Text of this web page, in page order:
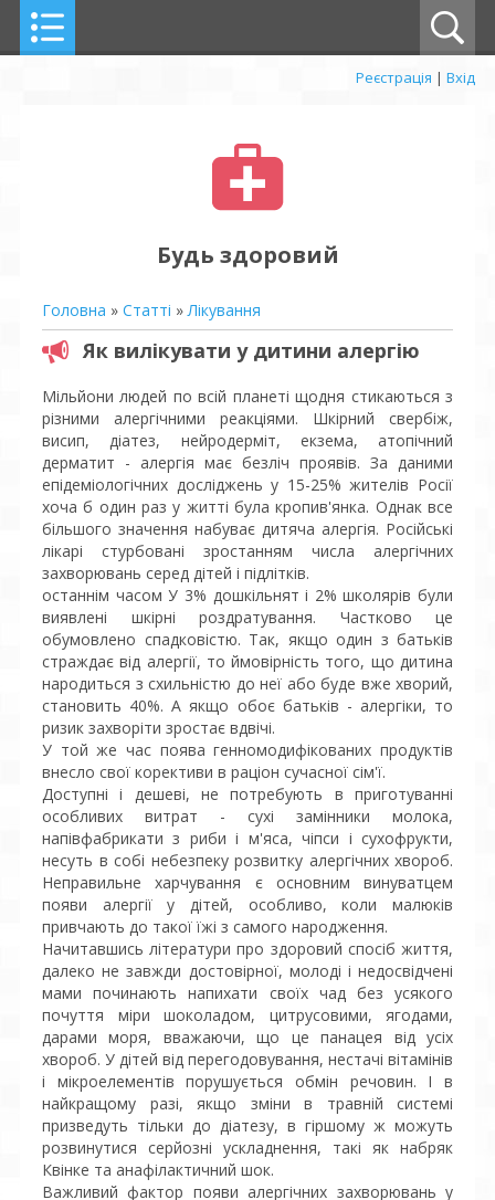
Реєстрація | Вхід
Будь здоровий
Головна » Статті »Лікування
Як вилікувати у дитини алергію
Мільйони людей по всій планеті щодня стикаються з
різними алергічними реакціями. Шкірний свербіж,
висип, діатез, нейродерміт, екзема, атопічний
дерматит - алергія має безліч проявів. За даними
епідеміологічних досліджень у 15-25% жителів Росії
хоча б один раз у житті була кропив'янка. Однак все
більшого значення набуває дитяча алергія. Російські
лікарі стурбовані зростанням числа алергічних
захворювань серед дітей і підлітків.
останнім часом У 3% дошкільнят і 2% школярів були
виявлені шкірні роздратування. Частково це
обумовлено спадковістю. Так, якщо один з батьків
страждає від алергії, то ймовірність того, що дитина
народиться з схильністю до неї або буде вже хворий,
становить 40%. А якщо обоє батьків - алергіки, то
ризик захворіти зростає вдвічі.
У той же час поява генномодифікованих продуктів
внесло свої корективи в раціон сучасної сім'ї.
Доступні і дешеві, не потребують в приготуванні
особливих витрат - сухі замінники молока,
напівфабрикати з риби і м'яса, чіпси і сухофрукти,
несуть в собі небезпеку розвитку алергічних хвороб.
Неправильне харчування є основним винуватцем
появи алергії у дітей, особливо, коли малюків
привчають до такої їжі з самого народження.
Начитавшись літератури про здоровий спосіб життя,
далеко не завжди достовірної, молоді і недосвідчені
мами починають напихати своїх чад без усякого
почуття міри шоколадом, цитрусовими, ягодами,
дарами моря, вважаючи, що це панацея від усіх
хвороб. У дітей від перегодовування, нестачі вітамінів
і мікроелементів порушується обмін речовин. І в
найкращому разі, якщо зміни в травній системі
призведуть тільки до діатезу, в гіршому ж можуть
розвинутися серйозні ускладнення, такі як набряк
Квінке та анафілактичний шок.
Важливий фактор появи алергічних захворювань у